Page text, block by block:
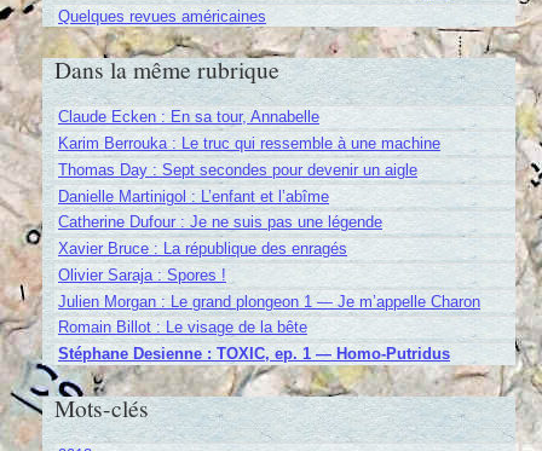
Quelques revues américaines
Dans la même rubrique
Claude Ecken : En sa tour, Annabelle
Karim Berrouka : Le truc qui ressemble à une machine
Thomas Day : Sept secondes pour devenir un aigle
Danielle Martinigol : L’enfant et l’abîme
Catherine Dufour : Je ne suis pas une légende
Xavier Bruce : La république des enragés
Olivier Saraja : Spores !
Julien Morgan : Le grand plongeon 1 — Je m’appelle Charon
Romain Billot : Le visage de la bête
Stéphane Desienne : TOXIC, ep. 1 — Homo-Putridus
Mots-clés